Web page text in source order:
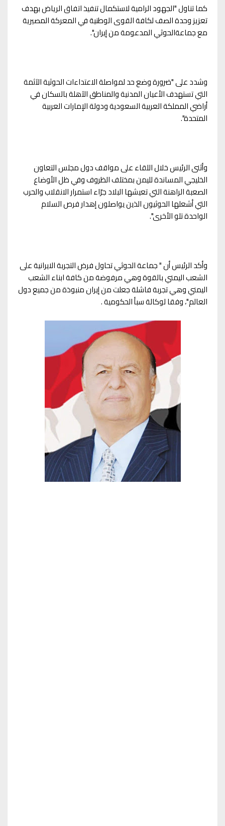
كما تناول "الجهود الرامية لاستكمال تنفيذ اتفاق الرياض بهدف
تعزيز وحدة الصف لكافة القوى الوطنية في المعركة المصيرية
مع جماعةالحوثي المدعومة من إيران".
وشدد على "ضرورة وضع حد لمواصلة الاعتداءات الحوثية الآثمة
التي تستهدف الأعيان المدنية والمناطق الآهلة بالسكان في
أراضي المملكة العربية السعودية ودولة الإمارات العربية
المتحدة".
وأثنى الرئيس خلال اللقاء على مواقف دول مجلس التعاون
الخليجي المساندة لليمن بمختلف الظروف وفي ظل الأوضاع
الصعبة الراهنة التي تعيشها البلاد جرّاء استمرار الانقلاب والحرب
التي أشعلها الحوثيون الذين يواصلون إهدار فرص السلام
الواحدة تلو الأخرى".
وأكد الرئيس أن " جماعة الحوثي تحاول فرض التجربة الايرانية على
الشعب اليمني بالقوة وهي مرفوضة من كافة ابناء الشعب
اليمني وهي تجربة فاشلة جعلت من إيران منبوذة من جميع دول
العالم"، وفقا لوكالة سبأ الحكومية .